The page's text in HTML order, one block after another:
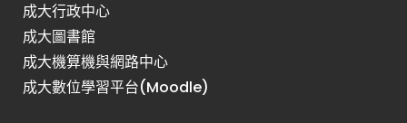
成大行政中心
成大圖書館
成大機算機與網路中心
成大數位學習平台(Moodle)